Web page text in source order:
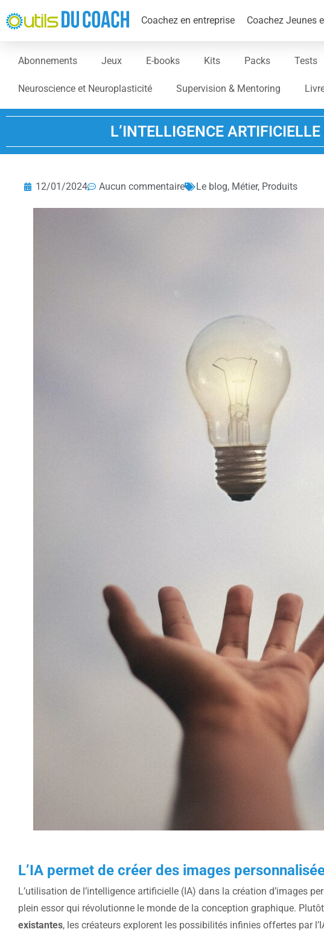
Coachez en entreprise Coachez Jeunes
Abonnements Jeux E-books Kits Packs Tests
Neuroscience et Neuroplasticité Supervision & Mentoring
L’INTELLIGENCE
12/01/2024 Aucun commentaire Le blog, Métier, Produits
L’IA permet de créer des images
L’utilisation de l’intelligence artificielle (IA) dans la création d’images
plein essor qui révolutionne le monde de la conception graphique.
existantes, les créateurs explorent les possibilités infinies offertes par